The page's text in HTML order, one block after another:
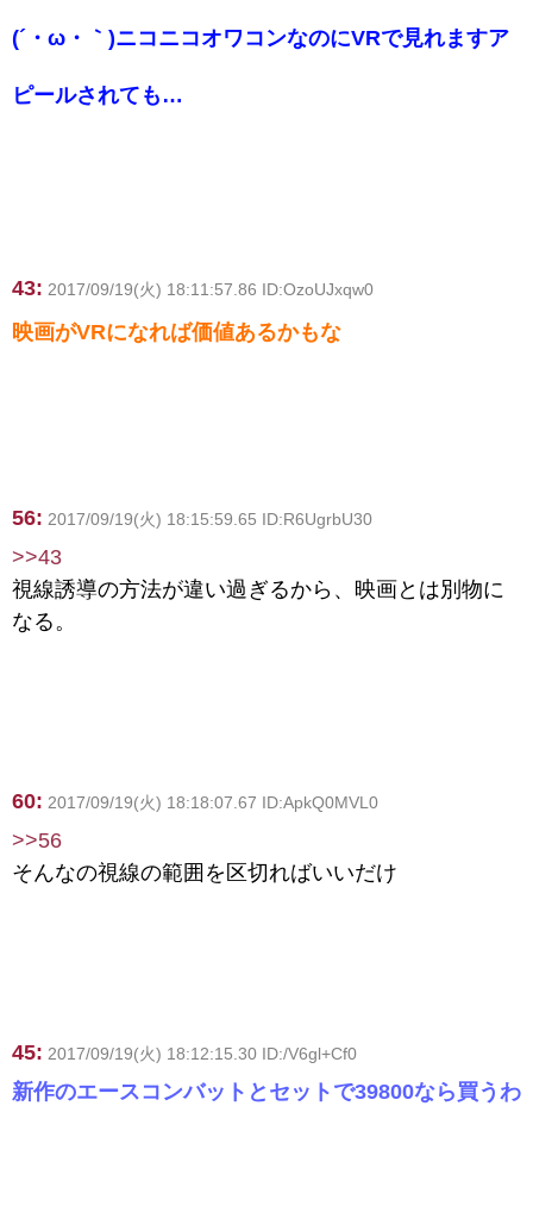
(´・ω・｀)ニコニコオワコンなのにVRで見れますア
ピールされても…
43: 2017/09/19(火) 18:11:57.86 ID:OzoUJxqw0
映画がVRになれば価値あるかもな
56: 2017/09/19(火) 18:15:59.65 ID:R6UgrbU30
>>43
視線誘導の方法が違い過ぎるから、映画とは別物に
なる。
60: 2017/09/19(火) 18:18:07.67 ID:ApkQ0MVL0
>>56
そんなの視線の範囲を区切ればいいだけ
45: 2017/09/19(火) 18:12:15.30 ID:/V6gl+Cf0
新作のエースコンバットとセットで39800なら買うわ